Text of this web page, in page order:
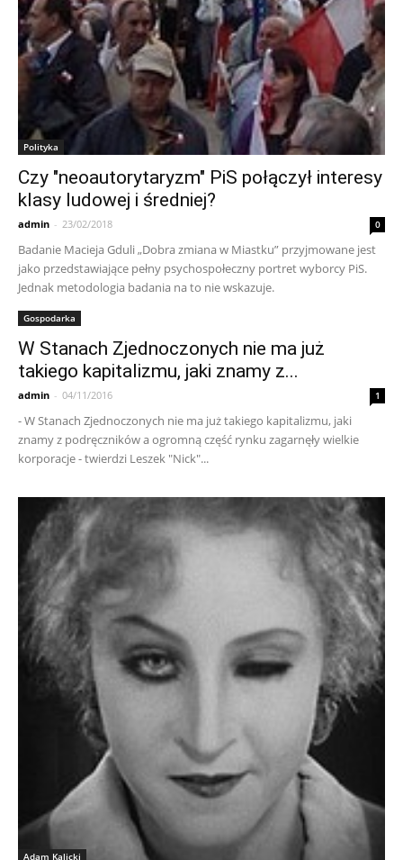
Polityka
Czy "neoautorytaryzm" PiS połączył interesy
klasy ludowej i średniej?
admin - 23/02/2018 0
Badanie Macieja Gduli „Dobra zmiana w Miastku” przyjmowane jest
jako przedstawiające pełny psychospołeczny portret wyborcy PiS.
Jednak metodologia badania na to nie wskazuje.
Gospodarka
W Stanach Zjednoczonych nie ma już
takiego kapitalizmu, jaki znamy z...
admin - 04/11/2016 1
- W Stanach Zjednoczonych nie ma już takiego kapitalizmu, jaki
znamy z podręczników a ogromną część rynku zagarnęły wielkie
korporacje - twierdzi Leszek "Nick"...
Adam Kalicki